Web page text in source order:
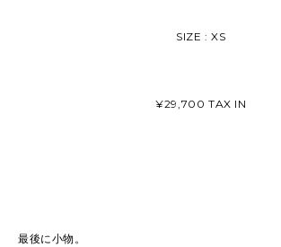
SIZE : XS
¥29,700 TAX IN
最後に小物。